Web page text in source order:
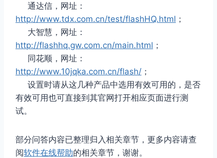
通达信，网址：
http://www.tdx.com.cn/test/flashHQ.html ；
大智慧，网址：
http://flashhq.gw.com.cn/main.html ；
同花顺，网址：
http://www.10jqka.com.cn/flash/ ；
设置时请从这几种产品中选用有效可用的，是否
有效可用也可直接到其官网打开相应页面进行测
试。
部分问答内容已整理归入相关章节，更多内容请查
阅软件在线帮助的相关章节，谢谢。